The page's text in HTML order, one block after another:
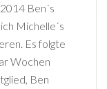
Ben´s
Michelle´s
Es folgte
Wochen
Ben